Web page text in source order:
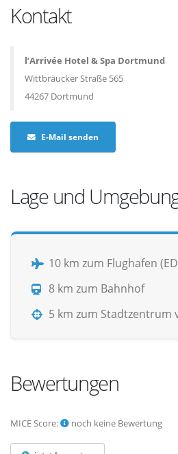
Kontakt
l’Arrivée Hotel & Spa Dortmund
Wittbräucker Straße 565
44267 Dortmund
E-Mail senden
Lage und
10 km zum Flughafen
8 km zum Bahnhof
5 km zum Stadtzentrum
Bewertungen
MICE Score: noch keine Bewertung